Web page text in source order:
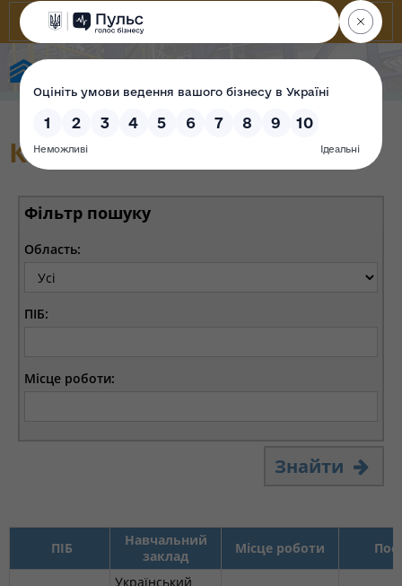
Корпоративні секретарі
Фільтр пошуку
Область:
ПІБ:
Місце роботи:
Знайти
ПІБ
Навчальний
заклад
Місце роботи
Український